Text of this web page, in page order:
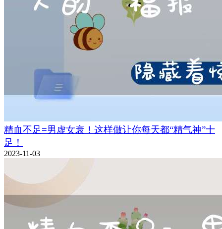
精血不足=男虚女衰！这样做让你每天都“精气神”十
足！
2023-11-03